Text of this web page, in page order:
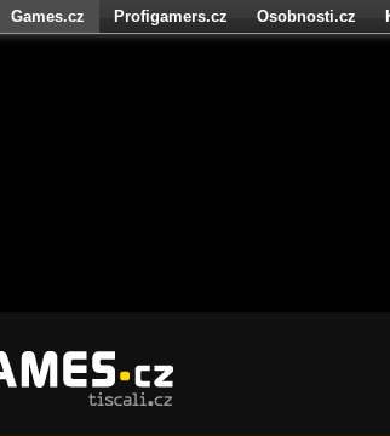
Games.cz Profigamers.cz Osobnosti.cz